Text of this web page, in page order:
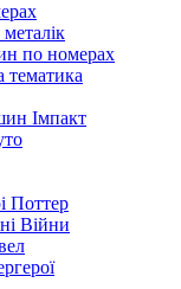
по номерах
тематика
Імпакт
Поттер
Війни